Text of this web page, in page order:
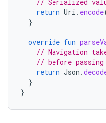
// Serialized
return Uri . encode
}
override fun
// Navigation
// before
return Json .
}
}